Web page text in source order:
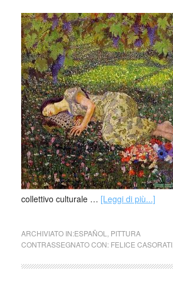
collettivo culturale … [Leggi di più...]
ARCHIVIATO IN:ESPAÑOL
PITTURA
CONTRASSEGNATO CON: FELICE CASORATI,